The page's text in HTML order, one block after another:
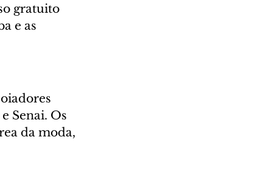
gratuito
e as
Senai. Os
da moda,